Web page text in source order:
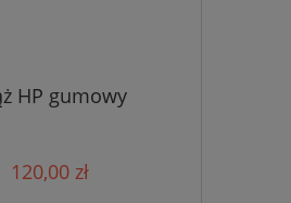
HP gumowy
120,00 zł